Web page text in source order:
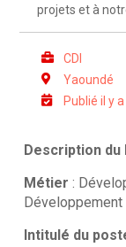
projets et à
CDI
Yaoundé
Publié il y
Description du
Métier:
Développement
Intitulé du